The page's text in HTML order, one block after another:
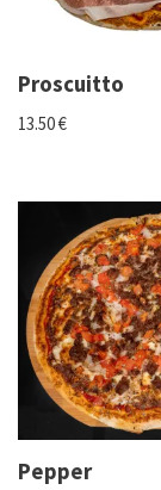
Proscuitto
13.50€
Pepper